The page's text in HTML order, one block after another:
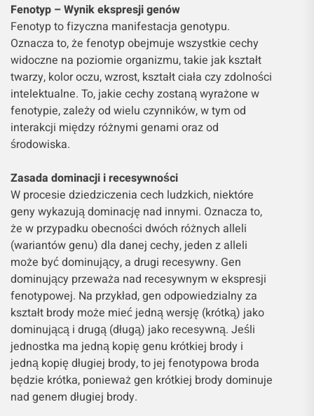
Fenotyp – Wynik ekspresji genów
Fenotyp to fizyczna manifestacja genotypu.
Oznacza to, że fenotyp obejmuje wszystkie cechy
widoczne na poziomie organizmu, takie jak kształt
twarzy, kolor oczu, wzrost, kształt ciała czy zdolności
intelektualne. To, jakie cechy zostaną wyrażone w
fenotypie, zależy od wielu czynników, w tym od
interakcji między różnymi genami oraz od
środowiska.
Zasada dominacji i recesywności
W procesie dziedziczenia cech ludzkich, niektóre
geny wykazują dominację nad innymi. Oznacza to,
że w przypadku obecności dwóch różnych alleli
(wariantów genu) dla danej cechy, jeden z alleli
może być dominujący, a drugi recesywny. Gen
dominujący przeważa nad recesywnym w ekspresji
fenotypowej. Na przykład, gen odpowiedzialny za
kształt brody może mieć jedną wersję (krótką) jako
dominującą i drugą (długą) jako recesywną. Jeśli
jednostka ma jedną kopię genu krótkiej brody i
jedną kopię długiej brody, to jej fenotypowa broda
będzie krótka, ponieważ gen krótkiej brody dominuje
nad genem długiej brody.